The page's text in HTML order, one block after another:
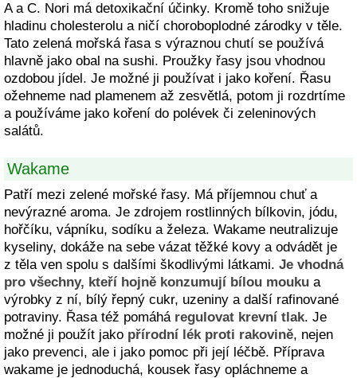
A a C. Nori má detoxikační účinky. Kromě toho snižuje
hladinu cholesterolu a ničí choroboplodné zárodky v těle.
Tato zelená mořská řasa s výraznou chutí se používá
hlavně jako obal na sushi. Proužky řasy jsou vhodnou
ozdobou jídel. Je možné ji používat i jako koření. Řasu
ožehneme nad plamenem až zesvětlá, potom ji rozdrtíme
a používáme jako koření do polévek či zeleninových
salátů.
Wakame
Patří mezi zelené mořské řasy. Má příjemnou chuť a
nevýrazné aroma. Je zdrojem rostlinných bílkovin, jódu,
hořčíku, vápníku, sodíku a železa. Wakame neutralizuje
kyseliny, dokáže na sebe vázat těžké kovy a odvádět je
z těla ven spolu s dalšími škodlivými látkami. Je vhodná
pro všechny, kteří hojně konzumují bílou mouku a
výrobky z ní, bílý řepný cukr, uzeniny a další rafinované
potraviny. Řasa též pomáhá regulovat krevní tlak. Je
možné ji použít jako přírodní lék proti rakovině, nejen
jako prevenci, ale i jako pomoc při její léčbě. Příprava
wakame je jednoduchá, kousek řasy opláchneme a